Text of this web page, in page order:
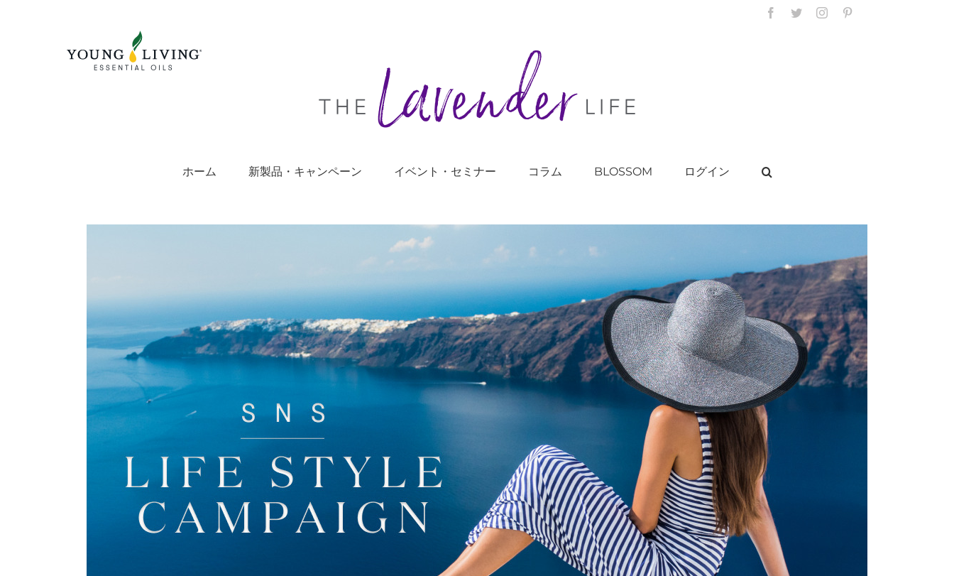
Facebook
TwitterInstagram
ホーム 新製品・キャンペーン イベント・セミナー コラム BLOSSOM ログイン